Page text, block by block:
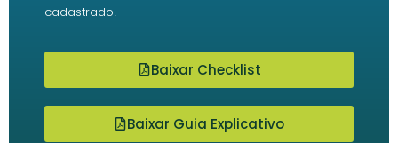
cadastrado!
Baixar Checklist
Baixar Guia Explicativo